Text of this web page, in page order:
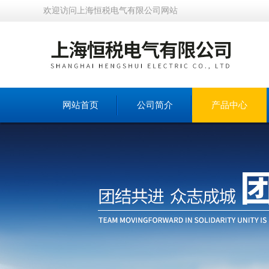
欢迎访问上海恒税电气有限公司网站
网站首页 公司简介 产品中心